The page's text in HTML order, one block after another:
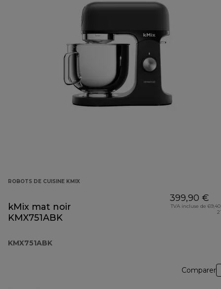
ROBOTS DE CUISINE KMIX
kMix mat noir
KMX751ABK
KMX751ABK
399,90 €
TVA incluse de
Comparer